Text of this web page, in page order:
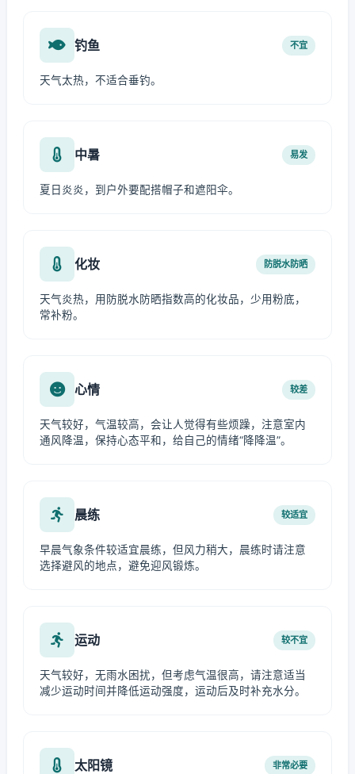
钓鱼 不宜
天气太热，不适合垂钓。
中暑 易发
夏日炎炎，到户外要配搭帽子和遮阳伞。
化妆 防脱水防晒
天气炎热，用防脱水防晒指数高的化妆品，少用粉底，
常补粉。
心情 较差
天气较好，气温较高，会让人觉得有些烦躁，注意室内
通风降温，保持心态平和，给自己的情绪“降降温”。
晨练 较适宜
早晨气象条件较适宜晨练，但风力稍大，晨练时请注意
选择避风的地点，避免迎风锻炼。
运动 较不宜
天气较好，无雨水困扰，但考虑气温很高，请注意适当
减少运动时间并降低运动强度，运动后及时补充水分。
太阳镜 非常必要